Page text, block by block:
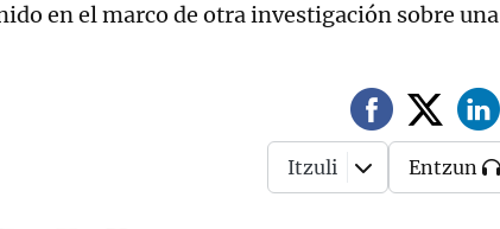
en el marco de otra investigación sobre una
Itzuli Entzun